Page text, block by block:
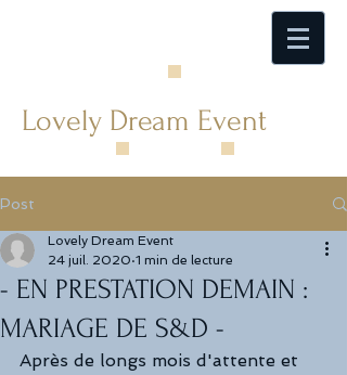
Lovely Dream Event
Post
- EN PRESTATION DEMAIN :
MARIAGE DE S&D -
Lovely Dream Event
24 juil. 2020 1 min de lecture
Après de longs mois d'attente et